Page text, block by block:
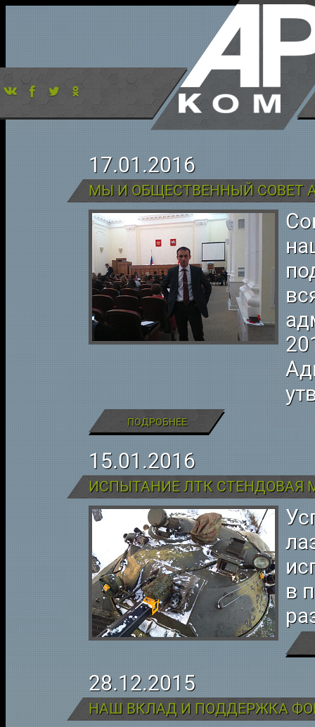
17.01.2016
МЫ И ОБЩЕСТВЕННЫЙ СОВЕТ
ПОДРОБНЕЕ
15.01.2016
ИСПЫТАНИЕ ЛТК СТЕНДОВАЯ
в
28.12.2015
НАШ ВКЛАД И ПОДДЕРЖКА